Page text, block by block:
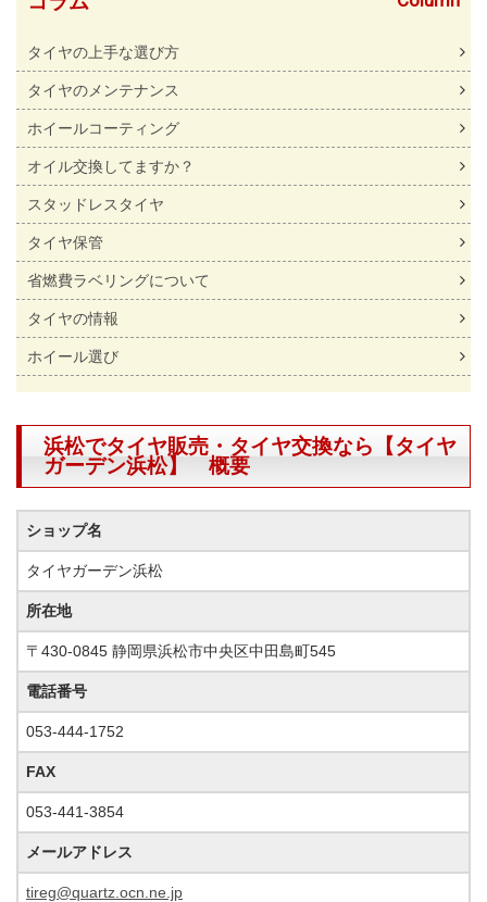
タイヤの上手な選び方
タイヤのメンテナンス
ホイールコーティング
オイル交換してますか？
スタッドレスタイヤ
タイヤ保管
省燃費ラベリングについて
タイヤの情報
ホイール選び
浜松でタイヤ販売・タイヤ交換なら【タイヤ
ガーデン浜松】 概要
ショップ名
タイヤガーデン浜松
所在地
〒430-0845 静岡県浜松市中央区中田島町545
電話番号
053-444-1752
FAX
053-441-3854
メールアドレス
tireg@quartz.ocn.ne.jp